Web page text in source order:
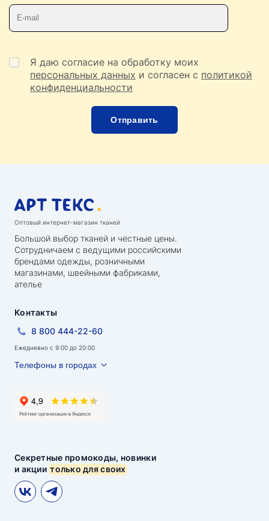
Я даю согласие на обработку моих
персональных данных и согласен с политикой
конфиденциальности
Оптовый интернет-магазин тканей
Большой выбор тканей и честные цены.
Сотрудничаем с ведущими российскими
брендами одежды, розничными
магазинами, швейными фабриками,
ателье
Секретные промокоды, новинки
и акциитолько для своих
Контакты
8 800 444-22-60
Ежедневно с 9:00 до 20:00
Телефоны в городах